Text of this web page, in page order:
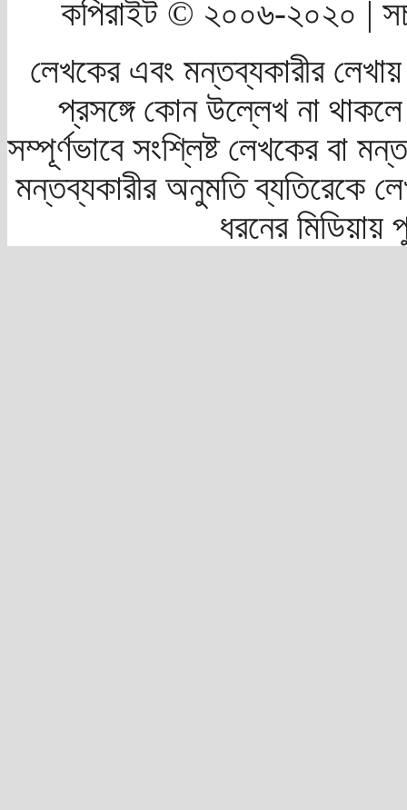
কপিরাইট © ২০০৬-২০২০ |
লেখকের এবং মন্তব্যকারীর
প্রসঙ্গে কোন উল্লেখ না
সম্পূর্ণভাবে সংশ্লিষ্ট লেখকের বা
মন্তব্যকারীর অনুমতি ব্যতিরেকে
ধরনের মিডিয়ায়